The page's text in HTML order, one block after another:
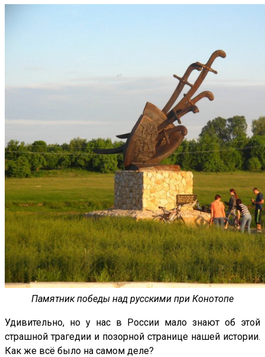
Памятник победы над русскими при Конотопе
Удивительно, но у нас в России мало знают об этой
страшной трагедии и позорной странице нашей истории.
Как же всё было на самом деле?